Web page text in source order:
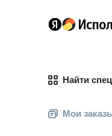
Найти
Мои